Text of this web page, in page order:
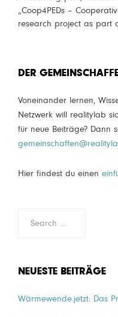
„Coop4PEDs –
research project as part
DER
Voneinander lernen,
Netzwerk will realitylab
für neue Beiträge? Dann
Hier findest du einen
NEUESTE BEITRÄGE
Wärmewende.jetzt: Das